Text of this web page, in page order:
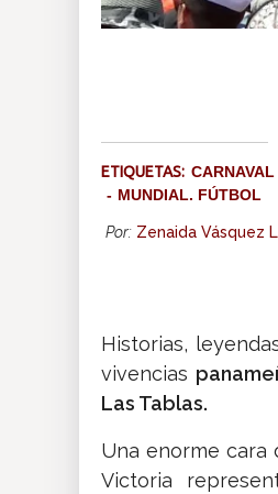
ETIQUETAS: CARNAVAL
MUNDIAL. FÚTBOL
Por: Zenaida Vásquez
Historias,
vivencias
Las Tablas.
Una enorme cara
Victoria